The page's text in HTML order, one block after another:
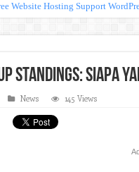
Website Hosting Support
Standings: Siapa
News 145 Views